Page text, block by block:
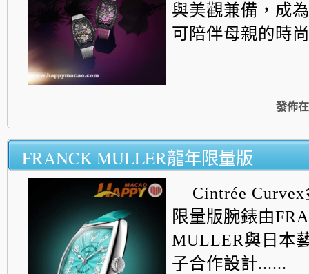
與美觀兼備，成
可陪伴母親的時
發佈在
FRANCK MULLER龍年限量版
Cintrée
限量版腕錶由
MULLER與日本
子合作設計......